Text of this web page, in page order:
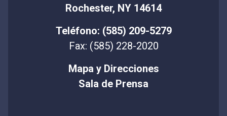
Rochester, NY 14614
Teléfono: (585) 209-5279
Fax: (585) 228-2020
Mapa y Direcciones
Sala de Prensa